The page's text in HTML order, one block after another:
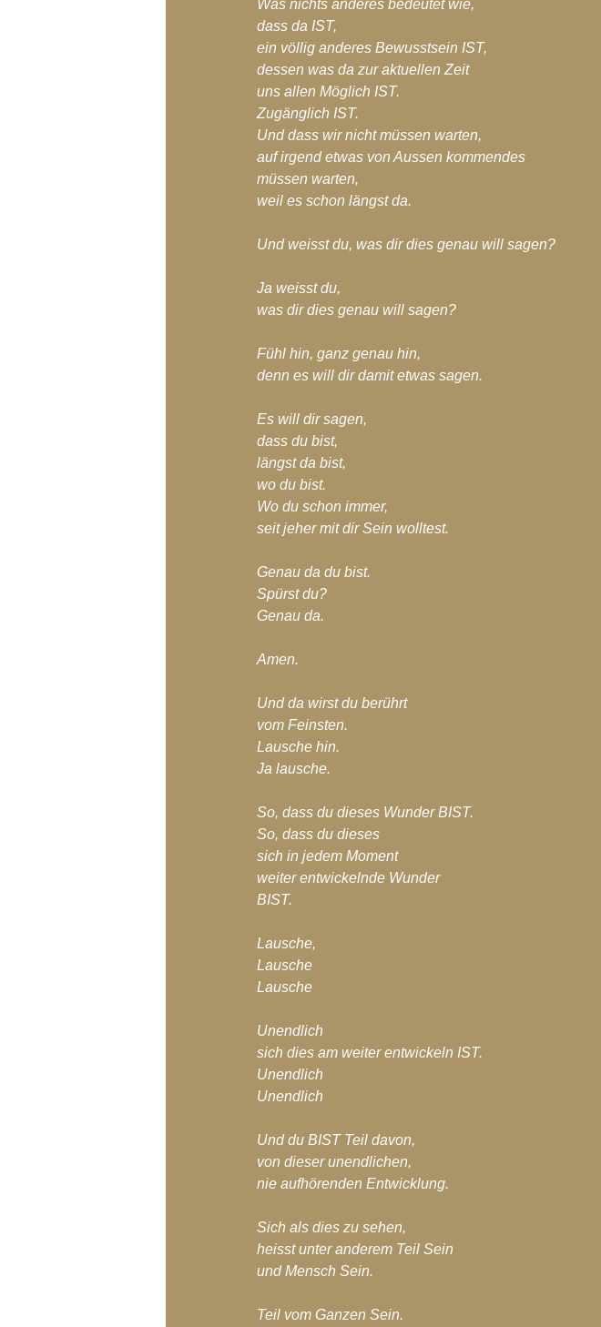
Was nichts anderes bedeutet wie,
dass da IST,
ein völlig anderes Bewusstsein IST,
dessen was da zur aktuellen Zeit
uns allen Möglich IST.
Zugänglich IST.
Und dass wir nicht müssen warten,
auf irgend etwas von Aussen kommendes
müssen warten,
weil es schon längst da.
Und weisst du, was dir dies genau will sagen?
Ja weisst du,
was dir dies genau will sagen?
Fühl hin, ganz genau hin,
denn es will dir damit etwas sagen.
Es will dir sagen,
dass du bist,
längst da bist,
wo du bist.
Wo du schon immer,
seit jeher mit dir Sein wolltest.
Genau da du bist.
Spürst du?
Genau da.
Amen.
Und da wirst du berührt
vom Feinsten.
Lausche hin.
Ja lausche.
So, dass du dieses Wunder BIST.
So, dass du dieses
sich in jedem Moment
weiter entwickelnde Wunder
BIST.
Lausche,
Lausche
Lausche
Unendlich
sich dies am weiter entwickeln IST.
Unendlich
Unendlich
Und du BIST Teil davon,
von dieser unendlichen,
nie aufhörenden Entwicklung.
Sich als dies zu sehen,
heisst unter anderem Teil Sein
und Mensch Sein.
Teil vom Ganzen Sein.